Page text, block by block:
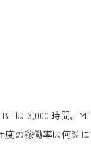
は 3,000 時間，
の稼働率は何％に